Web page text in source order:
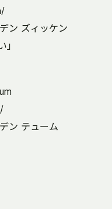
ン ズィッケン
ン テューム